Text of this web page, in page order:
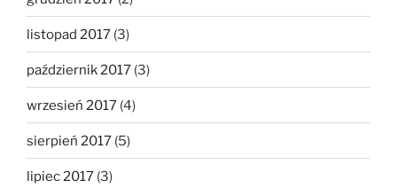
listopad 2017 (3)
październik 2017 (3)
wrzesień 2017 (4)
sierpień 2017 (5)
lipiec 2017 (3)